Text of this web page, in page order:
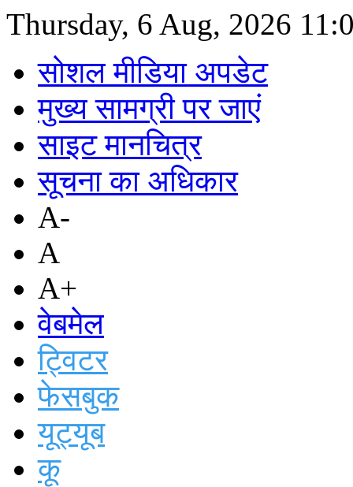
Thursday, 6 Aug, 2026
सोशल मीडिया अपडेट
मुख्य सामग्री पर जाएं
साइट मानचित्र
सूचना का अधिकार
A-
A
A+
वेबमेल
ट्विटर
फेसबुक
यूट्यूब
कू